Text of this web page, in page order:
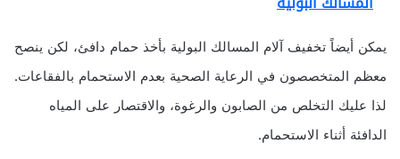
يمكن أيضاً تخفيف آلام المسالك البولية بأخذ حمام دافئ، لكن ينصح
معظم المتخصصون في الرعاية الصحية بعدم الاستحمام بالفقاعات.
لذا عليك التخلص من الصابون والرغوة، والاقتصار على المياه
الدافئة أثناء الاستحمام.